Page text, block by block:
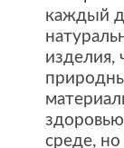
каждый
изделия,
среде,